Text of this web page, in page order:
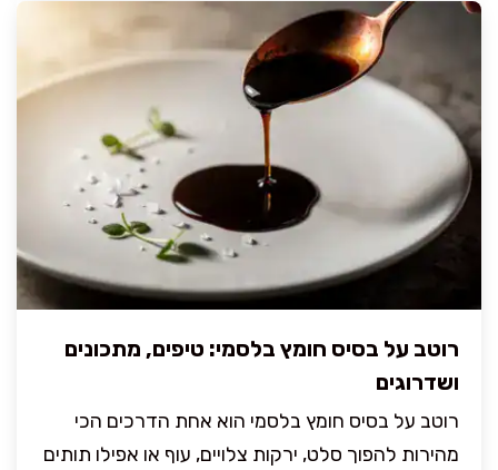
רוטב על בסיס חומץ בלסמי: טיפים, מתכונים
ושדרוגים
רוטב על בסיס חומץ בלסמי הוא אחת הדרכים הכי
מהירות להפוך סלט, ירקות צלויים, עוף או אפילו תותים